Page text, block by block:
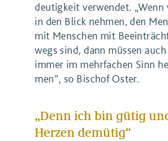
deu­tig­keit ver­wen­det. ​ „Wenn
in den Blick neh­men, den
mit Men­schen mit
wegs sind, dann müs­sen
immer im mehr­fa­chen Sinn
men“, so Bischof Oster.
„Denn ich bin gütig
Herzen demütig“